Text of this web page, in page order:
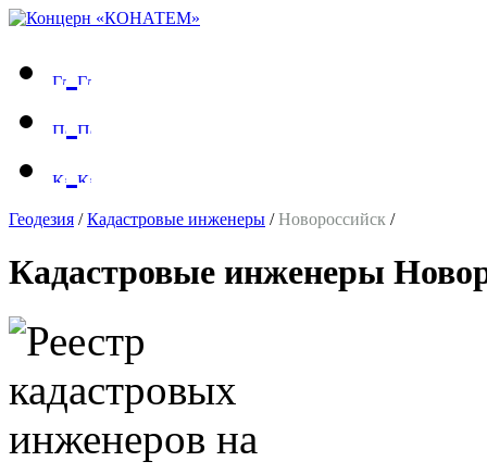
Геодезия /Кадастровые инженеры /Новороссийск /
Кадастровые инженеры